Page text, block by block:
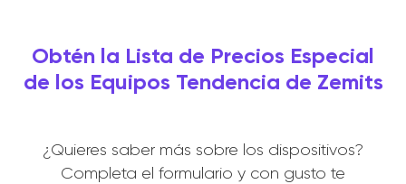
Obtén la Lista de Precios Especial
de los Equipos Tendencia de Zemits
¿Quieres saber más sobre los dispositivos?
Completa el formulario y con gusto te